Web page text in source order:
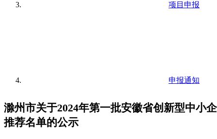
项目申报
申报通知
滁州市关于2024年第一批安徽省创新型中小
推荐名单的公示